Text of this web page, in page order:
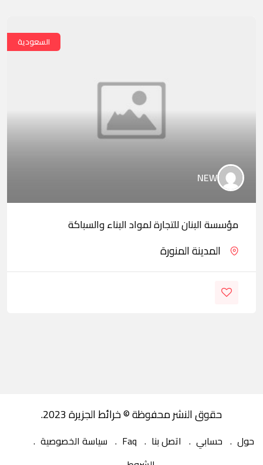
السعودية
NEW
مؤسسة البنان للتجارة لمواد البناء والسباكة
المدينة المنورة
حقوق النشر محفوظة © خرائط الجزيرة 2023.
حول حسابي اتصل بنا Faq
سياسة الخصوصية